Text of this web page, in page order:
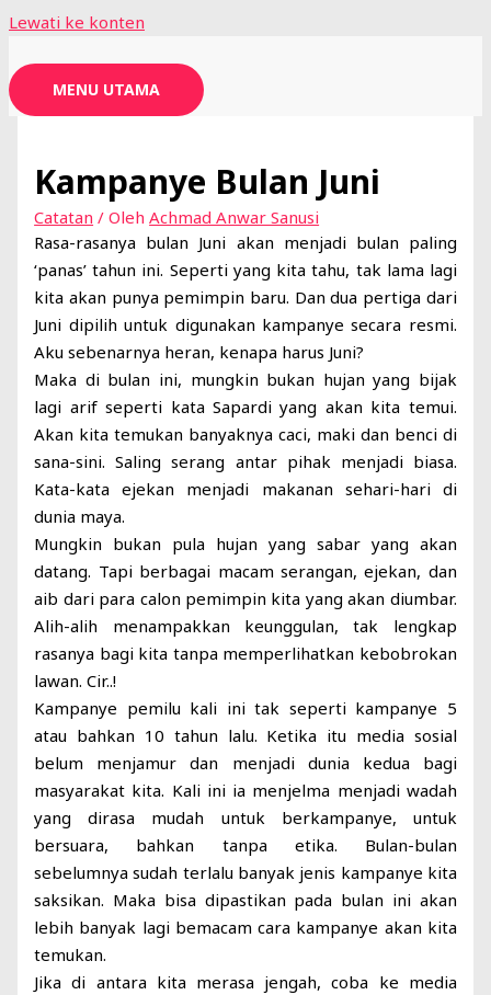
Lewati ke konten
MENU UTAMA
Kampanye Bulan Juni
Catatan / OlehAchmad Anwar Sanusi
Rasa-rasanya bulan Juni akan menjadi bulan paling
‘panas’ tahun ini. Seperti yang kita tahu, tak lama lagi
kita akan punya pemimpin baru. Dan dua pertiga dari
Juni dipilih untuk digunakan kampanye secara resmi.
Aku sebenarnya heran, kenapa harus Juni?
Maka di bulan ini, mungkin bukan hujan yang bijak
lagi arif seperti kata Sapardi yang akan kita temui.
Akan kita temukan banyaknya caci, maki dan benci di
sana-sini. Saling serang antar pihak menjadi biasa.
Kata-kata ejekan menjadi makanan sehari-hari di
dunia maya.
Mungkin bukan pula hujan yang sabar yang akan
datang. Tapi berbagai macam serangan, ejekan, dan
aib dari para calon pemimpin kita yang akan diumbar.
Alih-alih menampakkan keunggulan, tak lengkap
rasanya bagi kita tanpa memperlihatkan kebobrokan
lawan. Cir..!
Kampanye pemilu kali ini tak seperti kampanye 5
atau bahkan 10 tahun lalu. Ketika itu media sosial
belum menjamur dan menjadi dunia kedua bagi
masyarakat kita. Kali ini ia menjelma menjadi wadah
yang dirasa mudah untuk berkampanye, untuk
bersuara, bahkan tanpa etika. Bulan-bulan
sebelumnya sudah terlalu banyak jenis kampanye kita
saksikan. Maka bisa dipastikan pada bulan ini akan
lebih banyak lagi bemacam cara kampanye akan kita
temukan.
Jika di antara kita merasa jengah, coba ke media